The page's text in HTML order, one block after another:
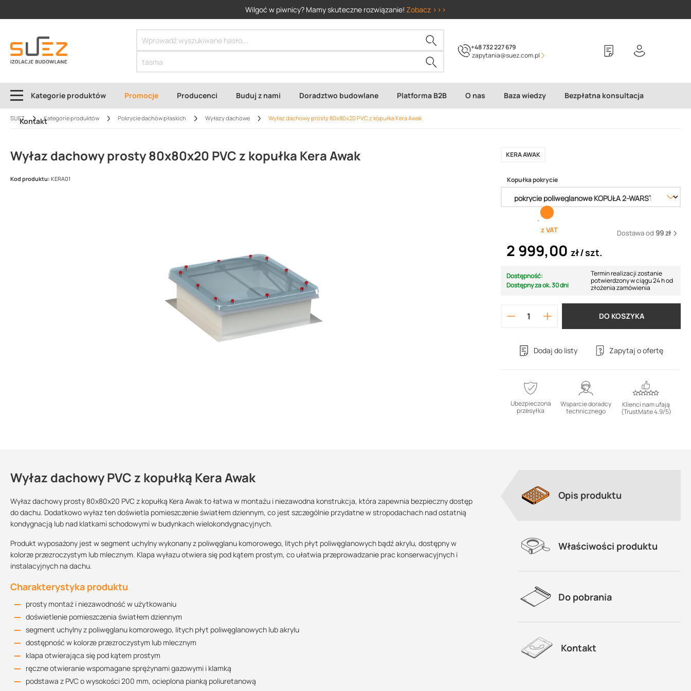
Wilgoć w piwnicy? Mamy skuteczne rozwiązanie! Zobacz >>>
+48 732 227 679
zapytania@suez.com.pl
Kategorie produktów Promocje Producenci Buduj z nami Doradztwo budowlane Platforma B2B O nas Baza wiedzy Bezpłatna konsultacja
Kontakt
SUEZ Kategorie produktów Pokrycie dachów płaskich Wyłazy dachowe Wyłaz dachowy prosty 80x80x20 PVC z kopułka Kera Awak
Wyłaz dachowy prosty 80x80x20 PVC z kopułka Kera Awak KERA AWAK
Kod produktu: KERA01 Kopułka pokrycie
z VAT Dostawa od 99 zł
2 999,00 zł szt.
Dostępność:
Dostępny za ok. 30 dni
Termin realizacji zostanie
potwierdzony w ciągu 24 h od
złożenia zamówienia
DO KOSZYKA
Dodaj do listy Zapytaj o ofertę
Ubezpieczona
przesyłka
Wsparcie doradcy
technicznego
Klienci nam ufają
(TrustMate 4.9/5)
Wyłaz dachowy PVC z kopułką Kera Awak
Wyłaz dachowy prosty 80x80x20 PVC z kopułką Kera Awak to łatwa w montażu i niezawodna konstrukcja, która zapewnia bezpieczny dostęp
do dachu. Dodatkowo wyłaz ten doświetla pomieszczenie światłem dziennym, co jest szczególnie przydatne w stropodachach nad ostatnią
kondygnacją lub nad klatkami schodowymi w budynkach wielokondygnacyjnych.
Produkt wyposażony jest w segment uchylny wykonany z poliwęglanu komorowego, litych płyt poliwęglanowych bądź akrylu, dostępny w
kolorze przezroczystym lub mlecznym. Klapa wyłazu otwiera się pod kątem prostym, co ułatwia przeprowadzanie prac konserwacyjnych i
instalacyjnych na dachu.
Charakterystyka produktu
prosty montaż i niezawodność w użytkowaniu
doświetlenie pomieszczenia światłem dziennym
segment uchylny z poliwęglanu komorowego, litych płyt poliwęglanowych lub akrylu
dostępność w kolorze przezroczystym lub mlecznym
klapa otwierająca się pod kątem prostym
ręczne otwieranie wspomagane sprężynami gazowymi i klamką
podstawa z PVC o wysokości 200 mm, ocieplona pianką poliuretanową
Sprzedajemy na:
sztuki
Podlega zwrotowi?:
tak
Kontakt
Maszy pytania lub wątpliwości?
Skontaktuj się z nami
Opis produktu
Właściwości produktu
Do pobrania
Kontakt